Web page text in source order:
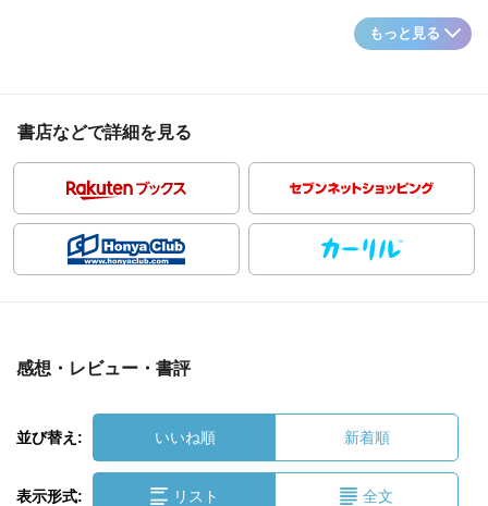
もっと見る
書店などで詳細を見る
感想・レビュー・書評
並び替え: いいね順 新着順
表示形式: リスト 全文